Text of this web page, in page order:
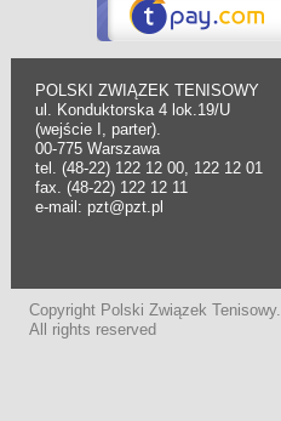
POLSKI ZWIĄZEK TENISOWY
ul. Konduktorska 4 lok.19/U
(wejście I, parter).
00-775 Warszawa
tel. (48-22) 122 12 00, 122 12 01
fax. (48-22) 122 12 11
e-mail: pzt@pzt.pl
Copyright Polski Związek Tenisowy.
All rights reserved